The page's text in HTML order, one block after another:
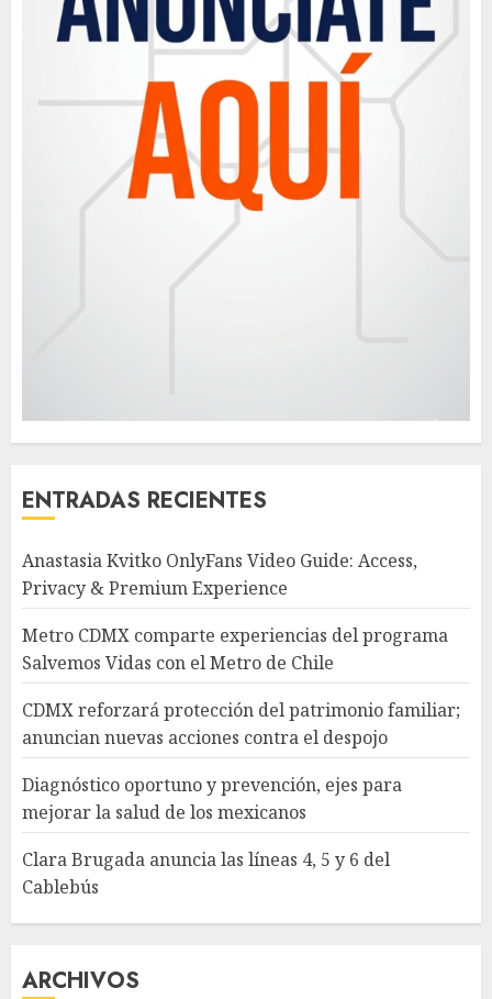
ENTRADAS RECIENTES
Anastasia Kvitko OnlyFans Video Guide: Access,
Privacy & Premium Experience
Metro CDMX comparte experiencias del programa
Salvemos Vidas con el Metro de Chile
CDMX reforzará protección del patrimonio familiar;
anuncian nuevas acciones contra el despojo
Diagnóstico oportuno y prevención, ejes para
mejorar la salud de los mexicanos
Clara Brugada anuncia las líneas 4, 5 y 6 del
Cablebús
ARCHIVOS